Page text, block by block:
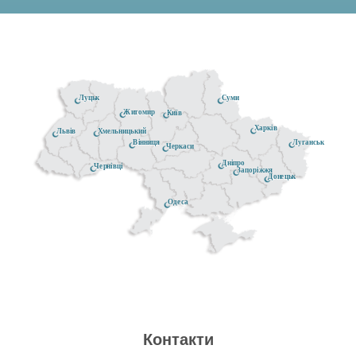
Донецьк
Житомир
Черкаси
Чернівці
Київ
Луганськ
Хмельницький
Луцьк
Дніпро
Одеса
Суми
Вінниця
Запоріжжя
Львів Харків
Контакти